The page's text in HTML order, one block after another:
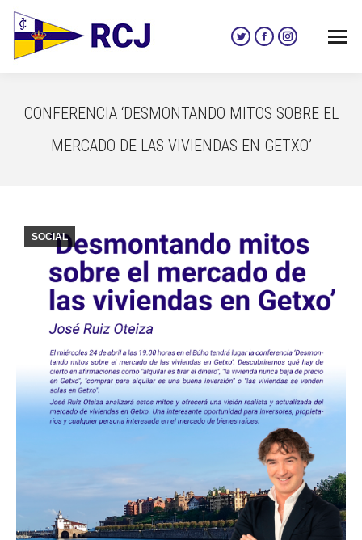
Twitter
in
new
window
Facebook
in
new
window
Instagram
in
new
window
CONFERENCIA ‘DESMONTANDO MITOS SOBRE EL
MERCADO DE LAS VIVIENDAS EN GETXO’
SOCIAL